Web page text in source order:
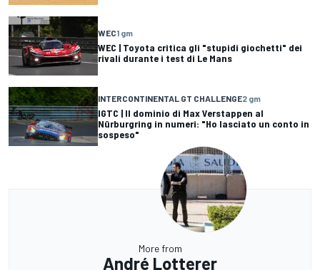
WEC1 gm
WEC | Toyota critica gli "stupidi giochetti" dei
rivali durante i test di Le Mans
INTERCONTINENTAL GT CHALLENGE2 gm
IGTC | Il dominio di Max Verstappen al
Nürburgring in numeri: "Ho lasciato un conto in
sospeso"
More from
André Lotterer